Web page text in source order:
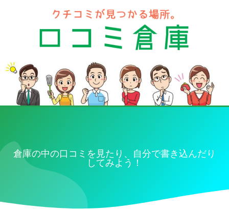
倉庫の中の口コミを見たり、自分で書き込んだり
してみよう！